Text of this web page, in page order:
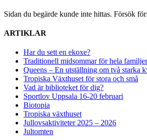
Sidan du begärde kunde inte hittas. Försök
ARTIKLAR
Har du sett en ekoxe?
Traditionell midsommar för hela
Queens – En utställning om två starka
Tropiska Växthuset för stora och små
Vad är biblioteket för dig?
Sportlov Uppsala 16-20 februari
Biotopia
Tropiska växthuset
Jullovsaktiviteter 2025 – 2026
Jultomten